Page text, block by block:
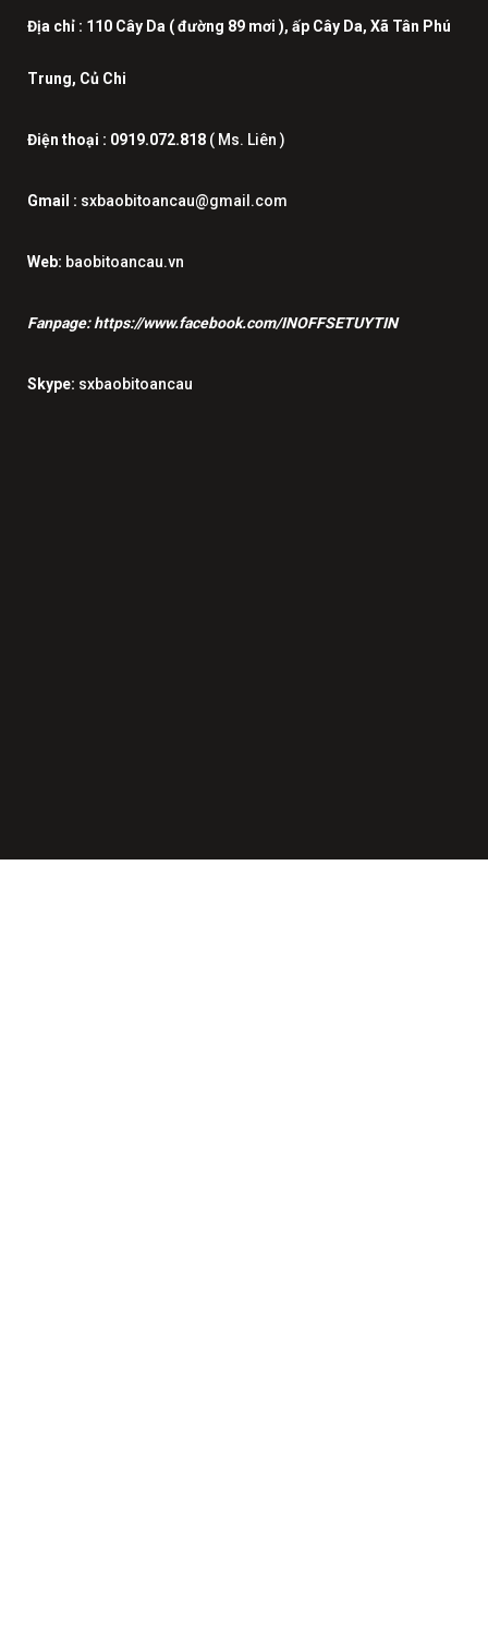
Địa chỉ : 110 Cây Da ( đường 89 mơi ), ấp Cây Da, Xã Tân Phú
Trung, Củ Chi
Điện thoại : 0919.072.818 ( Ms. Liên )
Gmail : sxbaobitoancau@gmail.com
Web: baobitoancau.vn
Fanpage:https://www.facebook.com/INOFFSETUYTIN
Skype: sxbaobitoancau